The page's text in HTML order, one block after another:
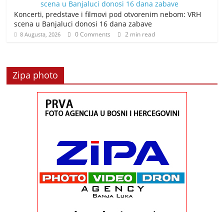
Koncerti, predstave i filmovi pod otvorenim nebom: VRH
scena u Banjaluci donosi 16 dana zabave
8 Augusta, 2026 0 Comments 2 min read
Zipa photo